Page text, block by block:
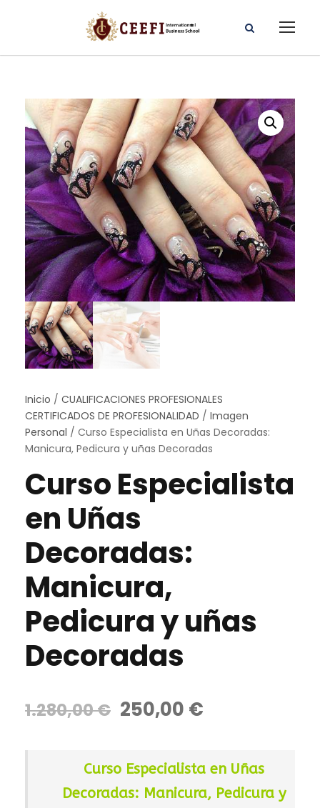
Inicio / CUALIFICACIONES PROFESIONALES
CERTIFICADOS DE PROFESIONALIDAD / Imagen
Personal / Curso Especialista en Uñas Decoradas:
Manicura, Pedicura y uñas Decoradas
Curso Especialista
en Uñas
Decoradas:
Manicura,
Pedicura y uñas
Decoradas
1.280,00€
E
c
250,00 €
c
Curso Especialista en Uñas
Decoradas: Manicura, Pedicura y